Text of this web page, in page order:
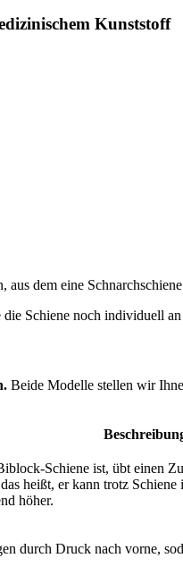
Kunststoff
aus dem eine
die Schiene noch individuell
Beide Modelle stellen wir
Schiene ist, übt einen
heißt, er kann trotz
höher.
durch Druck nach vorne,